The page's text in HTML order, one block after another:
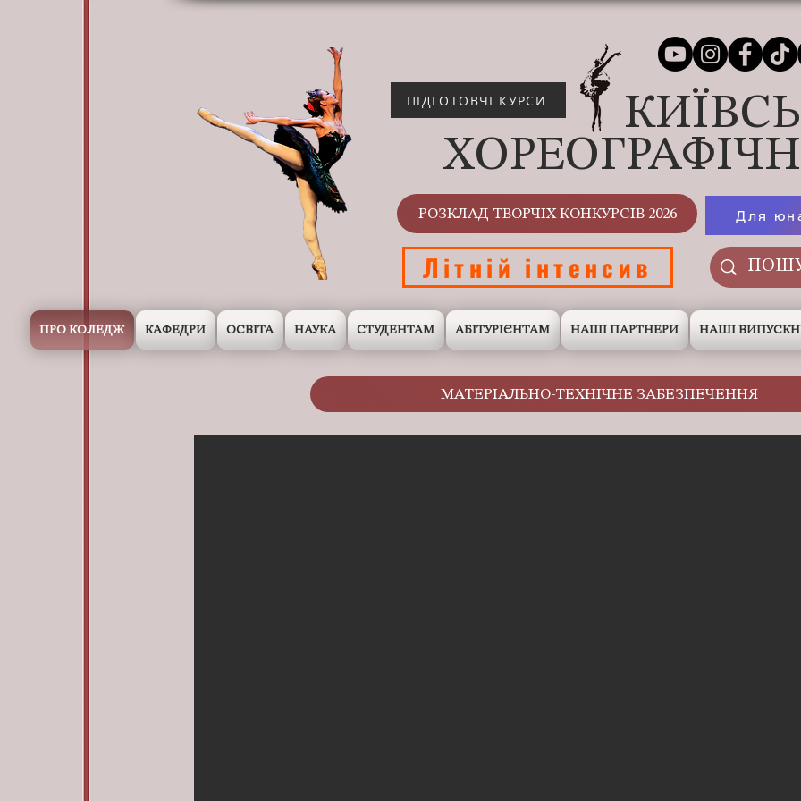
ПІДГОТОВЧІ КУРСИ
Для
РОЗКЛАД ТВОРЧІХ КОНКУРСІВ 2026
Літній інтенсив
ПРО КОЛЕДЖ КАФЕДРИ ОСВІТА НАУКА СТУДЕНТАМ АБІТУРІЄНТАМ НАШІ ПАРТНЕРИ НАШІ
МАТЕРІАЛЬНО-ТЕХНІЧНЕ ЗАБЕЗПЕЧЕННЯ